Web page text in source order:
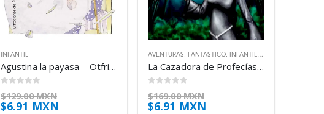
INFANTIL
Agustina la payasa – Otfried Preussler
$129.00 MXN
$6.91 MXN
AVENTURAS FANTÁSTICO INFANTIL
La Cazadora de Profecías – Carolina Lozano
$169.00 MXN
$6.91 MXN